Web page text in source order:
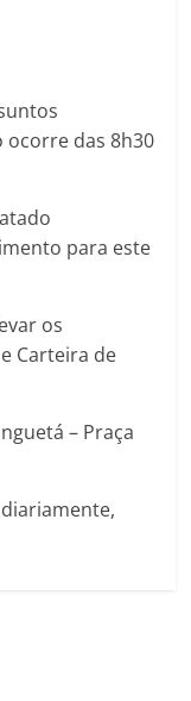
ocorre das 8h30
para este
os
Carteira de
– Praça